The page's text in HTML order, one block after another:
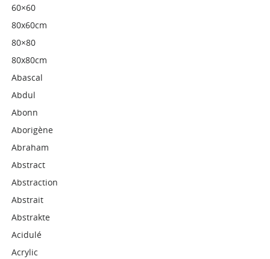
60×60
80x60cm
80×80
80x80cm
Abascal
Abdul
Abonn
Aborigène
Abraham
Abstract
Abstraction
Abstrait
Abstrakte
Acidulé
Acrylic